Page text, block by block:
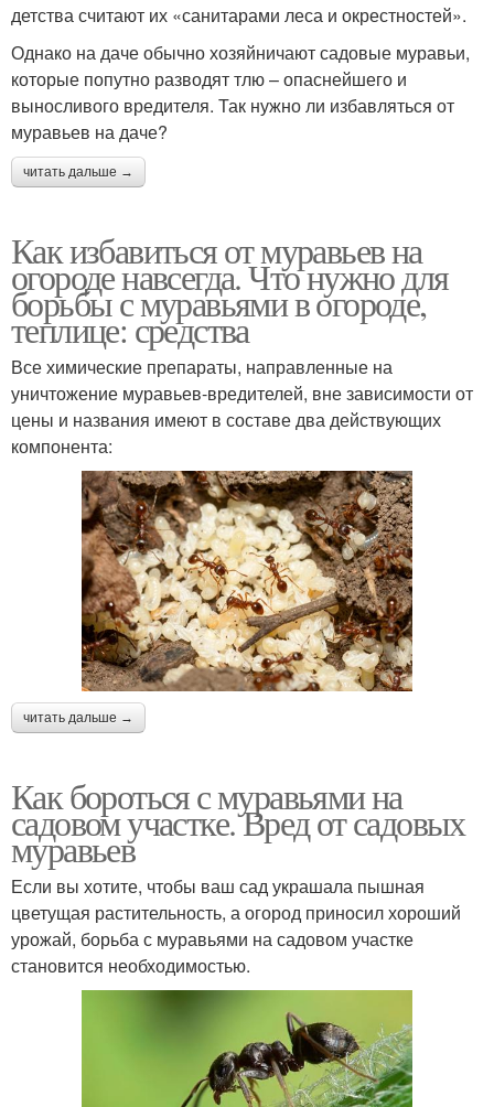
детства считают их «санитарами леса и окрестностей».
Однако на даче обычно хозяйничают садовые муравьи,
которые попутно разводят тлю – опаснейшего и
выносливого вредителя. Так нужно ли избавляться от
муравьев на даче?
читать дальше →
Как избавиться от муравьев на
огороде навсегда. Что нужно для
борьбы с муравьями в огороде,
теплице: средства
Все химические препараты, направленные на
уничтожение муравьев-вредителей, вне зависимости от
цены и названия имеют в составе два действующих
компонента:
читать дальше →
Как бороться с муравьями на
садовом участке. Вред от садовых
муравьев
Если вы хотите, чтобы ваш сад украшала пышная
цветущая растительность, а огород приносил хороший
урожай, борьба с муравьями на садовом участке
становится необходимостью.